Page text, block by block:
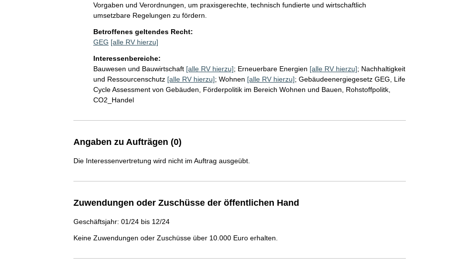
Vorgaben und Verordnungen, um praxisgerechte, technisch fundierte und wirtschaftlich
umsetzbare Regelungen zu fördern.
Betroffenes geltendes Recht:
GEG [alle RV hierzu]
Interessenbereiche:
Bauwesen und Bauwirtschaft [alle RV hierzu]; Erneuerbare Energien [alle RV hierzu]; Nachhaltigkeit
und Ressourcenschutz [alle RV hierzu]; Wohnen [alle RV hierzu]; Gebäudeenergiegesetz GEG, Life
Cycle Assessment von Gebäuden, Förderpolitik im Bereich Wohnen und Bauen, Rohstoffpolitk,
CO2_Handel
Angaben zu Aufträgen (0)
Die Interessenvertretung wird nicht im Auftrag ausgeübt.
Zuwendungen oder Zuschüsse der öffentlichen Hand
Geschäftsjahr: 01/24 bis 12/24
Keine Zuwendungen oder Zuschüsse über 10.000 Euro erhalten.